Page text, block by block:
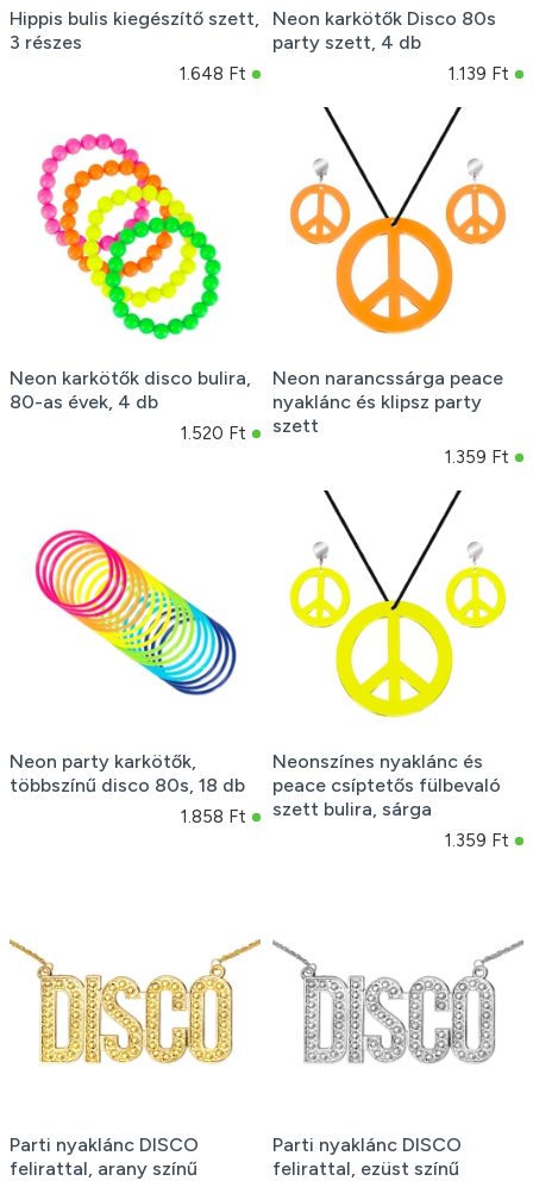
Hippis bulis kiegészítő szett,
3 részes
1.648 Ft
Neon karkötők Disco 80s
party szett, 4 db
1.139 Ft
Neon karkötők disco bulira,
80-as évek, 4 db
1.520 Ft
Neon narancssárga peace
nyaklánc és klipsz party
szett
1.359 Ft
Neon party karkötők,
többszínű disco 80s, 18 db
1.858 Ft
Neonszínes nyaklánc és
peace csíptetős fülbevaló
szett bulira, sárga
1.359 Ft
Parti nyaklánc DISCO
felirattal, arany színű
Parti nyaklánc DISCO
felirattal, ezüst színű